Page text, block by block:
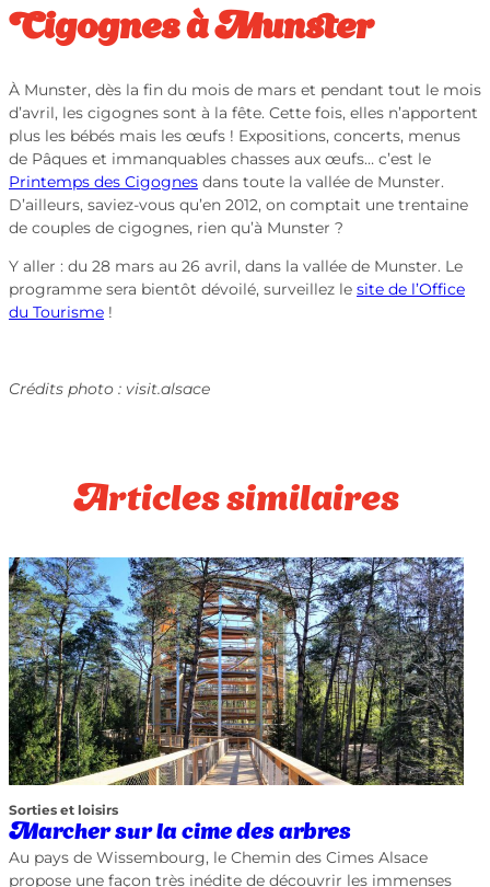
Cigognes à Munster
À Munster, dès la fin du mois de mars et pendant tout le mois
d’avril, les cigognes sont à la fête. Cette fois, elles n’apportent
plus les bébés mais les œufs ! Expositions, concerts, menus
de Pâques et immanquables chasses aux œufs… c’est le
Printemps des Cigognes dans toute la vallée de Munster.
D’ailleurs, saviez-vous qu’en 2012, on comptait une trentaine
de couples de cigognes, rien qu’à Munster ?
Y aller : du 28 mars au 26 avril, dans la vallée de Munster. Le
programme sera bientôt dévoilé, surveillez le site de l’Office
du Tourisme !
Crédits photo : visit.alsace
Articles similaires
Sorties et loisirs
Marcher sur la cime des arbres
Au pays de Wissembourg, le Chemin des Cimes Alsace
propose une façon très inédite de découvrir les immenses